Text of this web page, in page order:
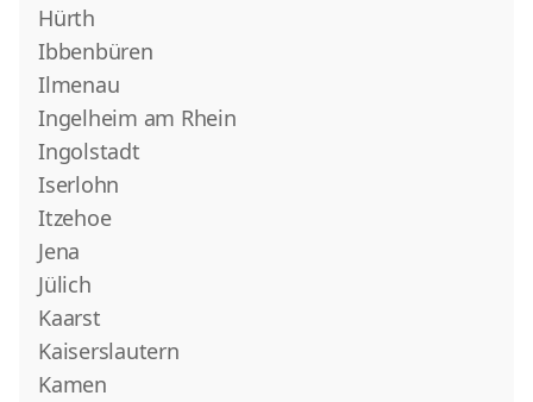
Hürth
Ibbenbüren
Ilmenau
Ingelheim am Rhein
Ingolstadt
Iserlohn
Itzehoe
Jena
Jülich
Kaarst
Kaiserslautern
Kamen